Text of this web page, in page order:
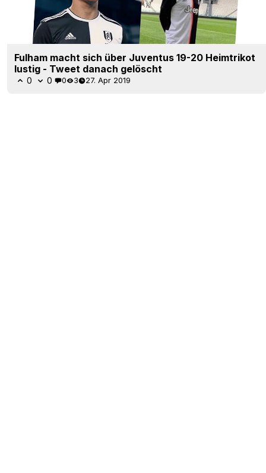
Fulham macht sich über Juventus 19-20 Heimtrikot
lustig - Tweet danach gelöscht
0 0 0 3 27. Apr 2019